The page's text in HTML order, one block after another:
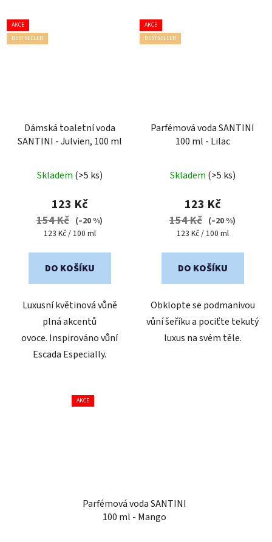
AKCE
BESTSELLER
Dámská toaletní voda
SANTINI - Julvien, 100 ml
hodnocení
produktu
je
5,0
5
Skladem (>5 ks)
123 Kč
154 Kč (–20 %)
Měrná
123 Kč / 100 ml
DO KOŠÍKU
Luxusní květinová vůně
plná akcentů
ovoce. Inspirováno vůní
Escada Especially.
AKCE
BESTSELLER
Parfémová voda SANTINI
100 ml - Lilac
hodnocení
produktu
je
4,1
5
Skladem (>5 ks)
123 Kč
154 Kč (–20 %)
Měrná
123 Kč / 100 ml
DO KOŠÍKU
Obklopte se podmanivou
vůní šeříku a pociťte tekutý
luxus na svém těle.
AKCE
Parfémová voda SANTINI
100 ml - Mango